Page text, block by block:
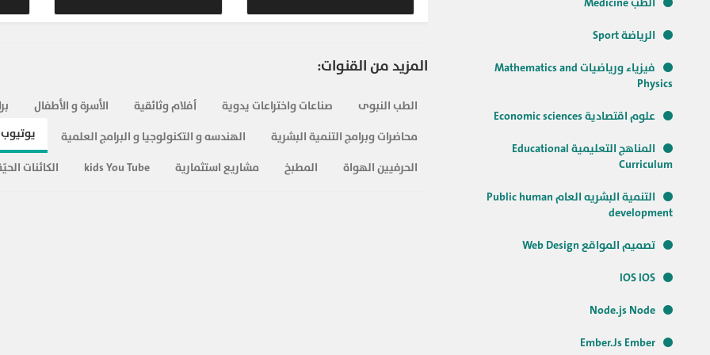
الرياضة Sport
فيزياء ورياضيات Mathematics and
Physics
علوم اقتصادية Economic sciences
المناهج التعليمية Educational
Curriculum
التنمية البشريه العام Public human
development
تصميم المواقع Web Design
IOS IOS
Node.js Node
Ember.Js Ember
419
المزيد من القنوات:
الطب النبوى صناعات واختراعات يدوية أفلام وثائقية الأسرة و الأطفال
محاضرات وبرامج التنمية البشرية
الهندسه و التكنولوجيا و البرامج العلمية
الحرفيين الهواة
المطبخ مشاريع استثمارية kids You Tube الكائنات